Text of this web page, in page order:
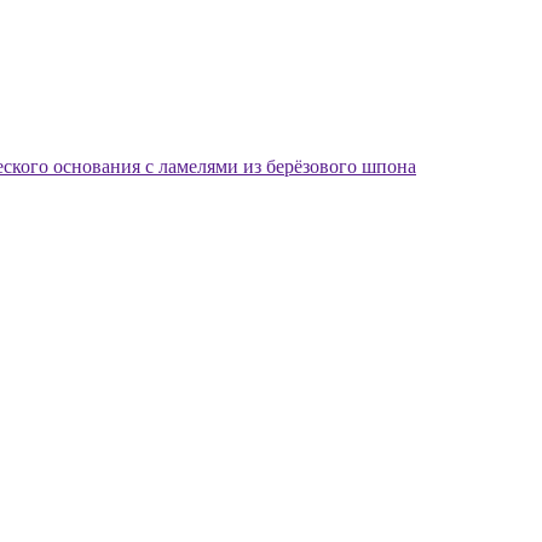
основания с ламелями из берёзового шпона